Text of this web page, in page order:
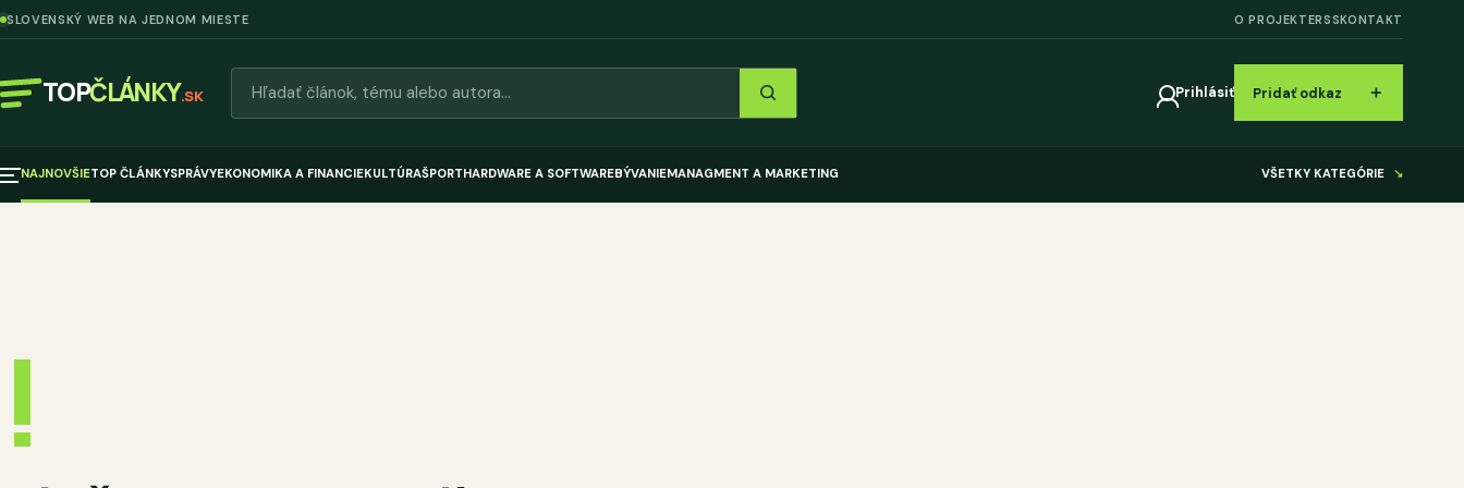
SLOVENSKÝ WEB NA JEDNOM MIESTE O PROJEKTERSSKONTAKT
TOPČLÁNKY.SK Prihlásiť Pridať odkaz ＋
NAJNOVŠIETOP ČLÁNKYSPRÁVYEKONOMIKA A FINANCIEKULTÚRAŠPORTHARDWARE A SOFTWAREBÝVANIEMANAGMENT A MARKETING VŠETKY KATEGÓRIE ↘
!